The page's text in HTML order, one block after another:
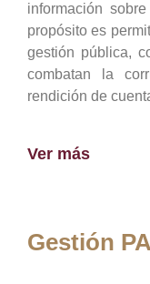
información
propósito es
gestión pública,
combatan la
rendición de
Ver más
Gestión